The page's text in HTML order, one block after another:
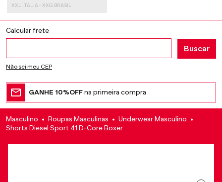
XXL ITALIA - XXG BRASIL
Não sei meu CEP
GANHE 10%OFFna primeira compra
Masculino Roupas Masculinas
Underwear Masculino
Shorts Diesel Sport 41 D-Core Boxer